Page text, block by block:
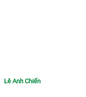
Lê Anh Chiến